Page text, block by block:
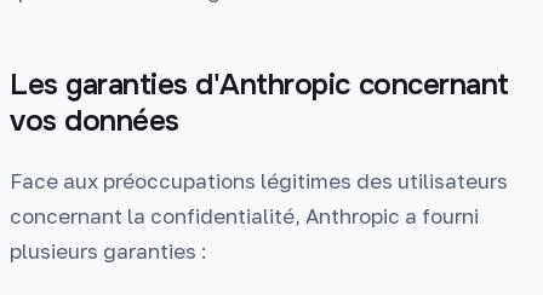
Les garanties d'Anthropic concernant
vos données
Face aux préoccupations légitimes des utilisateurs
concernant la confidentialité, Anthropic a fourni
plusieurs garanties :